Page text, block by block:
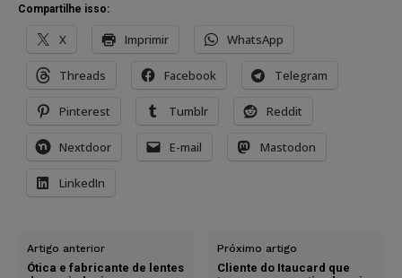
Compartilhe isso:
X Imprimir WhatsApp
Threads Facebook Telegram
Pinterest Tumblr Reddit
Nextdoor E-mail Mastodon
LinkedIn
Artigo anterior
Ótica e fabricante de lentes
Próximo artigo
Cliente do Itaucard que